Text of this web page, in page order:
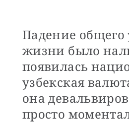
Падение общего
жизни было
появилась
узбекская
она
просто